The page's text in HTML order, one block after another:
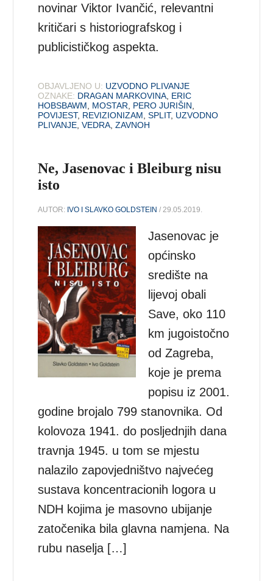
novinar Viktor Ivančić, relevantni
kritičari s historiografskog i
publicističkog aspekta.
OBJAVLJENO U: UZVODNO PLIVANJE
OZNAKE: DRAGAN MARKOVINA ERIC
HOBSBAWM
MOSTAR PERO JURIŠIN
POVIJEST, REVIZIONIZAM ,SPLIT, UZVODNO
PLIVANJE ,VEDRA ,ZAVNOH
Ne, Jasenovac i Bleiburg nisu
isto
AUTOR: IVO I SLAVKO GOLDSTEIN / 29.05.2019.
Jasenovac je
općinsko
središte na
lijevoj obali
Save, oko 110
km jugoistočno
od Zagreba,
koje je prema
popisu iz 2001.
godine brojalo 799 stanovnika. Od
kolovoza 1941. do posljednjih dana
travnja 1945. u tom se mjestu
nalazilo zapovjedništvo najvećeg
sustava koncentracionih logora u
NDH kojima je masovno ubijanje
zatočenika bila glavna namjena. Na
rubu naselja […]